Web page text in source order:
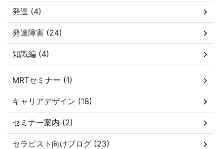
発達 (4)
発達障害 (24)
知識編 (4)
MRTセミナー (1)
キャリアデザイン (18)
セミナー案内 (2)
セラピスト向けブログ (23)